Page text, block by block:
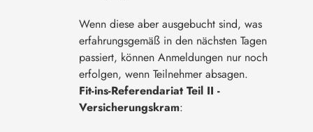
Wenn diese aber ausgebucht sind, was
erfahrungsgemäß in den nächsten Tagen
passiert, können Anmeldungen nur noch
erfolgen, wenn Teilnehmer absagen.
Fit-ins-Referendariat Teil II -
Versicherungskram: